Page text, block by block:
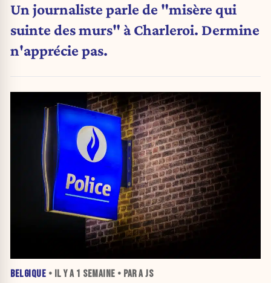
Un journaliste parle de "misère qui
suinte des murs" à Charleroi. Dermine
n'apprécie pas.
BELGIQUE • IL Y A 1 SEMAINE • PAR A JS